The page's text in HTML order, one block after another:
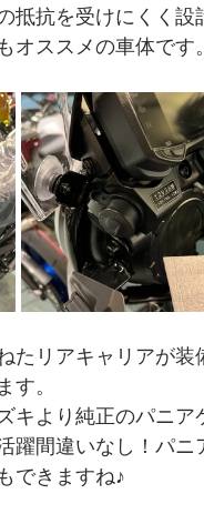
抵抗を受けにくく
オススメの車体です
たリアキャリアが
す。
キより純正のパニ
躍間違いなし！パ
できますね♪